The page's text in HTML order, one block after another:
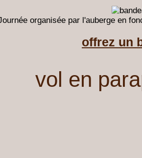
organisée par l'auberge en
offrez un
vol en